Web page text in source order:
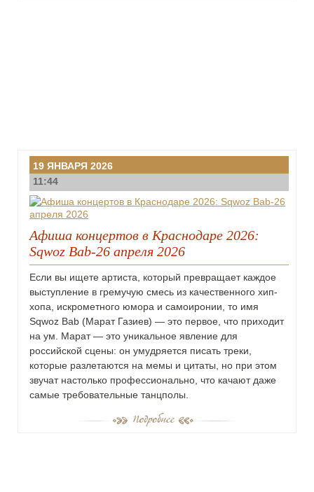
19 ЯНВАРЯ 2026
11:44
Афиша концертов в Краснодаре 2026:
Sqwoz Bab-26 апреля 2026
Если вы ищете артиста, который превращает каждое
выступление в гремучую смесь из качественного хип-
хопа, искрометного юмора и самоиронии, то имя
Sqwoz Bab (Марат Газиев) — это первое, что приходит
на ум. Марат — это уникальное явление для
российской сцены: он умудряется писать треки,
которые разлетаются на мемы и цитаты, но при этом
звучат настолько профессионально, что качают даже
самые требовательные танцполы.